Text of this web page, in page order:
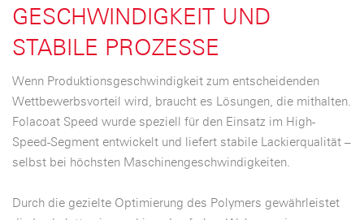
GESCHWINDIGKEIT UND
STABILE PROZESSE
Wenn Produktionsgeschwindigkeit zum entscheidenden
Wettbewerbsvorteil wird, braucht es Lösungen, die mithalten.
Folacoat Speed wurde speziell für den Einsatz im High-
Speed-Segment entwickelt und liefert stabile Lackierqualität –
selbst bei höchsten Maschinengeschwindigkeiten.
Durch die gezielte Optimierung des Polymers gewährleistet